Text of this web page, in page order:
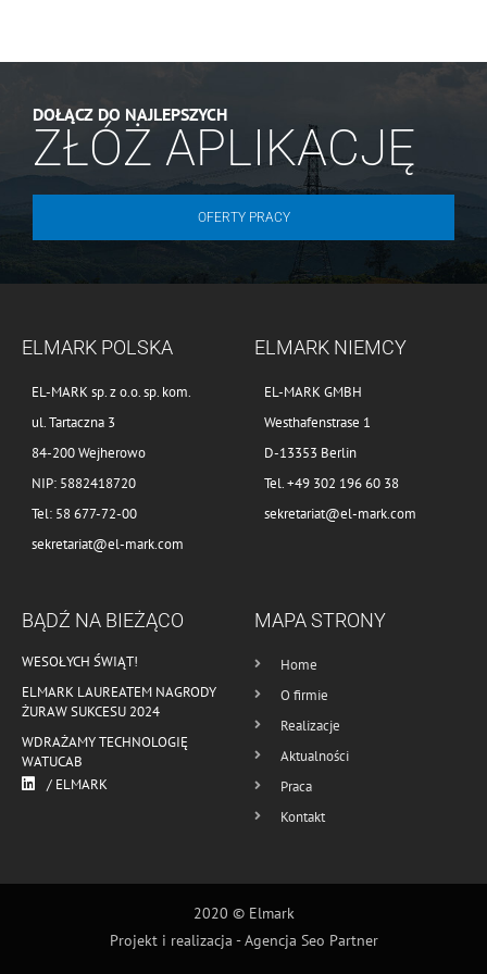
– systemy alarmowe, Brukmar – roboty ziemne
osobom, dzięki którym powstała nowoczesna i
funkcjonalna przestrzeń, odpowiadająca
naszym potrzebom.
DOŁĄCZ DO NAJLEPSZYCH
ZŁÓŻ APLIKACJĘ
OFERTY PRACY
ELMARK POLSKA
EL-MARK sp. z o.o. sp. kom.
ul. Tartaczna 3
84-200 Wejherowo
NIP: 5882418720
Tel: 58 677-72-00
sekretariat@el-mark.com
ELMARK NIEMCY
EL-MARK GMBH
Westhafenstrase 1
D-13353 Berlin
Tel. +49 302 196 60 38
sekretariat@el-mark.com
BĄDŹ NA BIEŻĄCO
WESOŁYCH ŚWIĄT!
ELMARK LAUREATEM NAGRODY
ŻURAW SUKCESU 2024
WDRAŻAMY TECHNOLOGIĘ
WATUCAB
/ ELMARK
MAPA STRONY
Home
O firmie
Realizacje
Aktualności
Praca
Kontakt
2020 © Elmark
Projekt i realizacja -Agencja Seo Partner